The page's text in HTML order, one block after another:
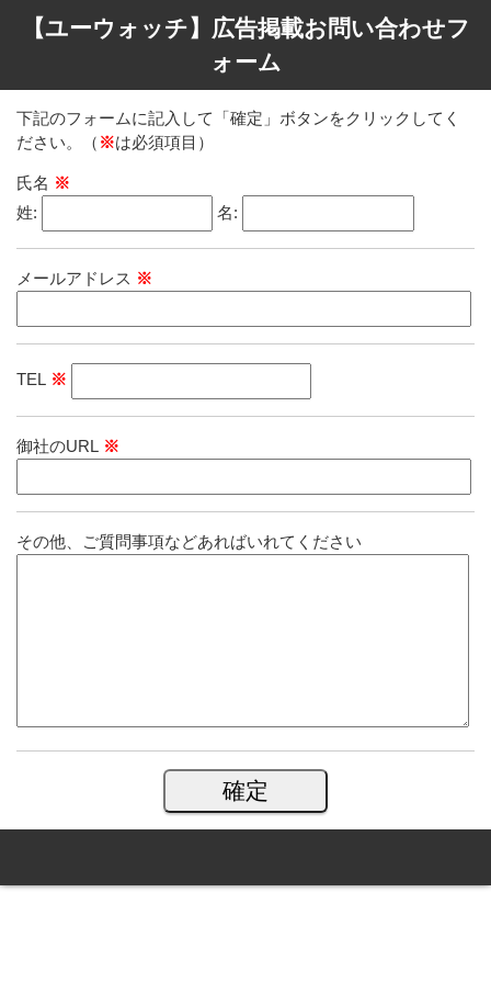
【ユーウォッチ】広告掲載お問い合わせフ
ォーム
下記のフォームに記入して「確定」ボタンをクリックしてく
ださい。（ ※は必須項目）
氏名 ※
姓:
名:
メールアドレス ※
TEL ※
御社のURL ※
その他、ご質問事項などあればいれてください